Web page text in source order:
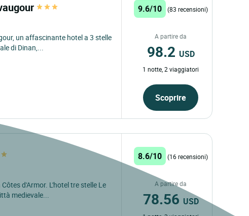
un affascinante hotel a 3 stelle
di Dinan,...
9.6/10 (83 recensioni)
A partire da
98.2 USD
1 notte, 2 viaggiatori
Scoprire
d'Armor. L'hotel tre stelle Le
medievale...
8.6/10 (16 recensioni)
A partire da
78.56 USD